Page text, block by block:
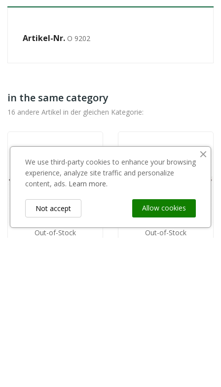
Artikel-Nr. O 9202
in the same category
16 andere Artikel in der gleichen Kategorie:
Out-of-Stock Out-of-Stock
We use third-party cookies to enhance your browsing
experience, analyze site traffic and personalize
content, ads. Learn more.
Allow cookies
Not accept